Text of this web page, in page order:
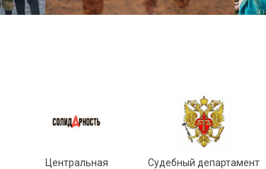
Центральная
Судебный департамент